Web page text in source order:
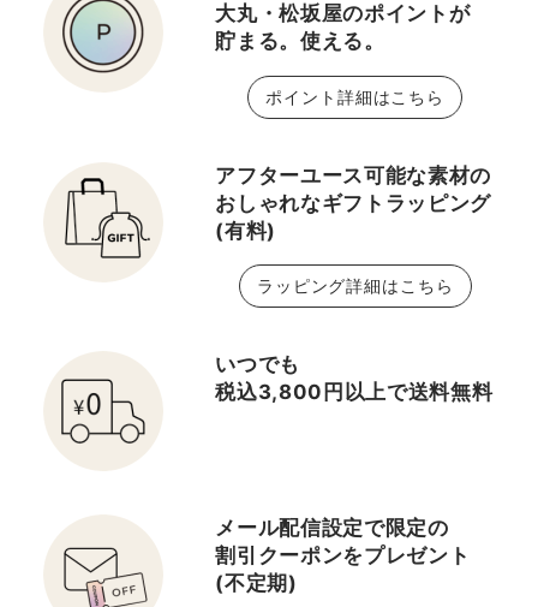
大丸・松坂屋のポイントが
貯まる。使える。
ポイント詳細はこちら
アフターユース可能な素材の
おしゃれなギフトラッピング
(有料)
ラッピング詳細はこちら
いつでも
税込3,800円以上で送料無料
メール配信設定で限定の
割引クーポンをプレゼント
(不定期)